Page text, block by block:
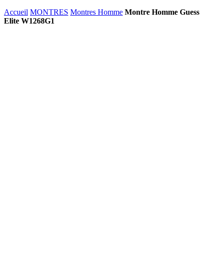
Accueil MONTRES Montres Homme Montre Homme Guess
Elite W1268G1